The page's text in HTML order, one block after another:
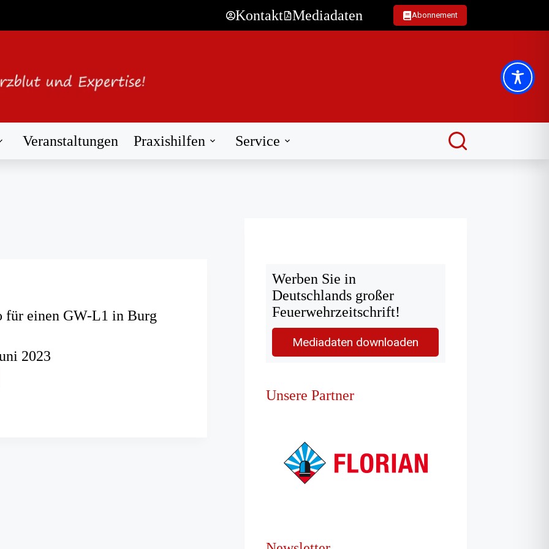
Kontakt Mediadaten Abonnement
Veranstaltungen Praxishilfen Service
für einen GW-L1 in Burg
2023
Werben Sie in
Deutschlands großer
Feuerwehrzeitschrift!
Mediadaten downloaden
Unsere Partner